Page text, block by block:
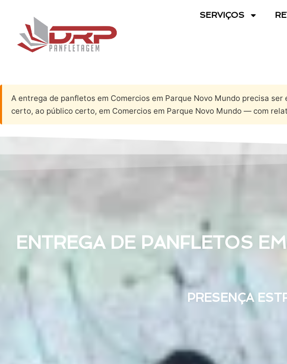
SERVIÇOS
A entrega de panfletos em Comercios em Parque Novo Mundo precisa
certo, ao público certo, em Comercios em Parque Novo Mundo — com
ENTREGA DE PANFLETOS
PRESENÇA